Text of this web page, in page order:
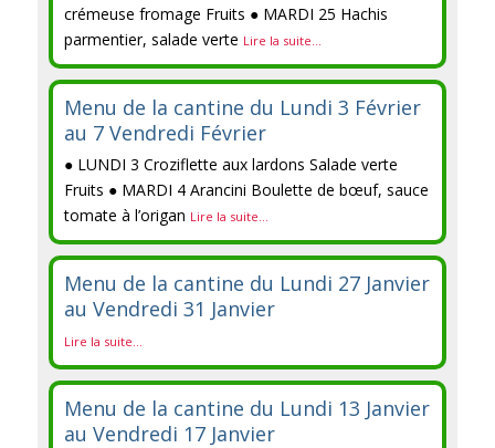
crémeuse fromage Fruits ● MARDI 25 Hachis
parmentier, salade verte Lire la suite...
Menu de la cantine du Lundi 3 Février
au 7 Vendredi Février
● LUNDI 3 Croziflette aux lardons Salade verte
Fruits ● MARDI 4 Arancini Boulette de bœuf, sauce
tomate à l’origan Lire la suite...
Menu de la cantine du Lundi 27 Janvier
au Vendredi 31 Janvier
Lire la suite...
Menu de la cantine du Lundi 13 Janvier
au Vendredi 17 Janvier